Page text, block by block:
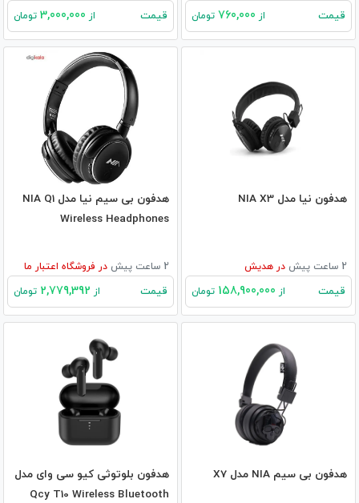
قیمت از تومان قیمت از تومان
هدفون نیا مدل NIA X3
2 ساعت پیش در هدیش
قیمت از تومان
هدفون بی سیم نیا مدل NIA Q1
Wireless Headphones
2 ساعت پیش در فروشگاه اعتبار ما
قیمت از تومان
هدفون بی سیم NIA مدل X7
هدفون بلوتوثی کیو سی وای مدل
Qcy T10 Wireless Bluetooth